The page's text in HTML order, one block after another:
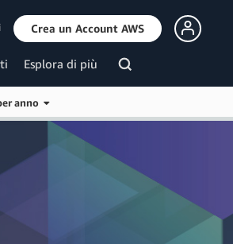
Crea un Account AWS
Esplora di più
anno